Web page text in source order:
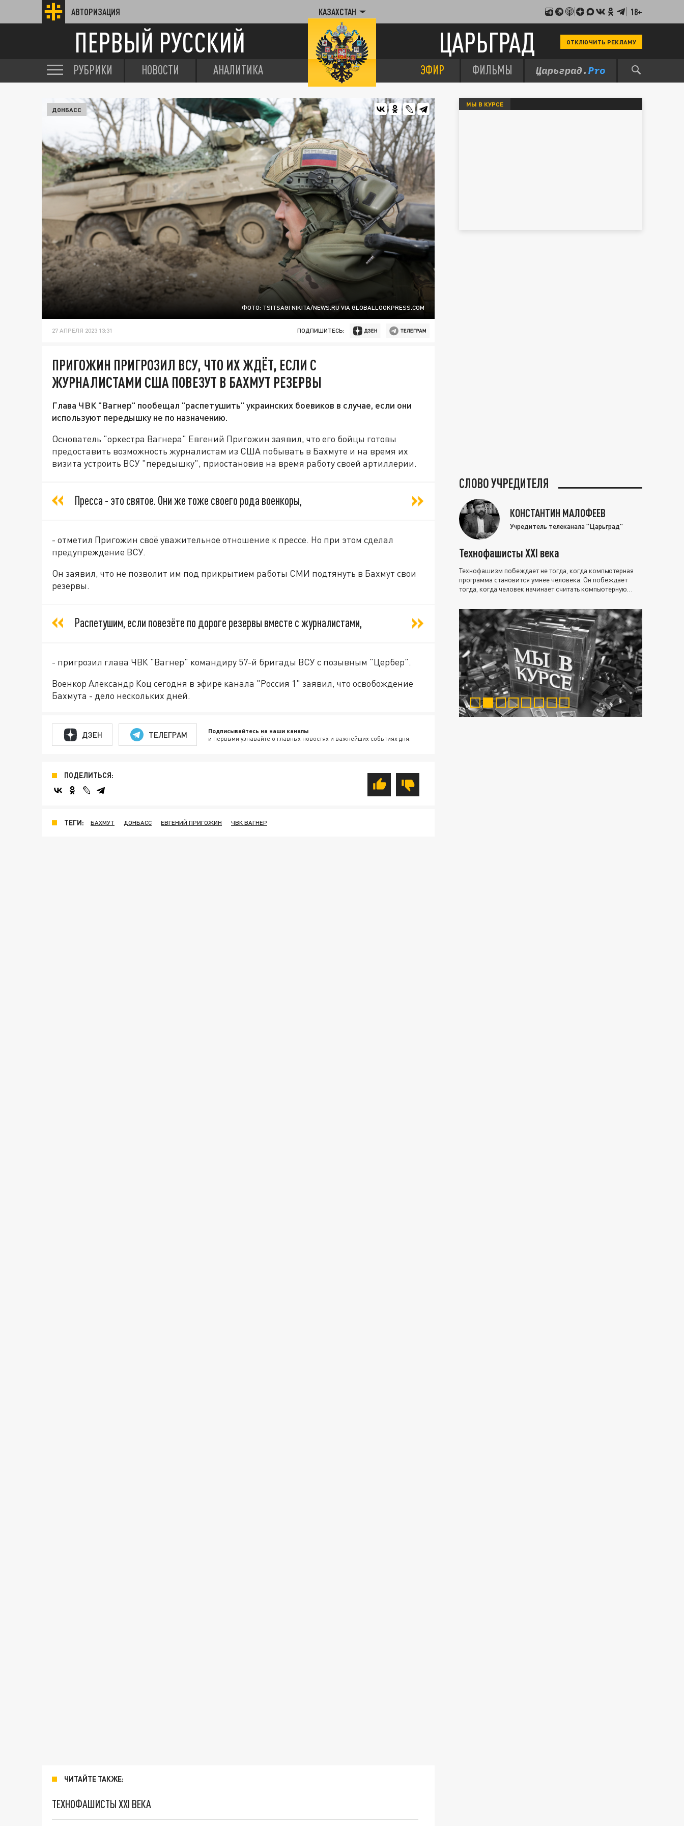
АВТОРИЗАЦИЯ КАЗАХСТАН 18+
ПЕРВЫЙ РУССКИЙ ЦАРЬГРАД ОТКЛЮЧИТЬ РЕКЛАМУ
РУБРИКИ НОВОСТИ АНАЛИТИКА ЭФИР ФИЛЬМЫ
ФОТО: TSITSAGI NIKITA/NEWS.RU VIA GLOBALLOOKPRESS.COM
ДОНБАСС
27 АПРЕЛЯ 2023 13:31 ПОДПИШИТЕСЬ:
ПРИГОЖИН ПРИГРОЗИЛ ВСУ, ЧТО ИХ ЖДЁТ, ЕСЛИ С
ЖУРНАЛИСТАМИ США ПОВЕЗУТ В БАХМУТ РЕЗЕРВЫ
Глава ЧВК "Вагнер" пообещал "распетушить" украинских боевиков в случае, если они
используют передышку не по назначению.
Основатель "оркестра Вагнера" Евгений Пригожин заявил, что его бойцы готовы
предоставить возможность журналистам из США побывать в Бахмуте и на время их
визита устроить ВСУ "передышку", приостановив на время работу своей артиллерии.
Пресса - это святое. Они же тоже своего рода военкоры,
- отметил Пригожин своё уважительное отношение к прессе. Но при этом сделал
предупреждение ВСУ.
Он заявил, что не позволит им под прикрытием работы СМИ подтянуть в Бахмут свои
резервы.
Распетушим, если повезёте по дороге резервы вместе с журналистами,
- пригрозил глава ЧВК "Вагнер" командиру 57-й бригады ВСУ с позывным "Цербер".
Военкор Александр Коц сегодня в эфире канала "Россия 1" заявил, что освобождение
Бахмута - дело нескольких дней.
ДЗЕН ТЕЛЕГРАМ Подписывайтесь на наши каналы
и первыми узнавайте о главных новостях и важнейших событиях дня.
ПОДЕЛИТЬСЯ:
ТЕГИ: БАХМУТ ДОНБАСС ЕВГЕНИЙ ПРИГОЖИН ЧВК ВАГНЕР
ЧИТАЙТЕ ТАКЖЕ:
ТЕХНОФАШИСТЫ XXI ВЕКА
МЫ В КУРСЕ
СЛОВО УЧРЕДИТЕЛЯ
КОНСТАНТИН МАЛОФЕЕВ
Учредитель телеканала "Царьград"
Технофашисты XXI века
Технофашизм побеждает не тогда, когда компьютерная
программа становится умнее человека. Он побеждает
тогда, когда человек начинает считать компьютерную